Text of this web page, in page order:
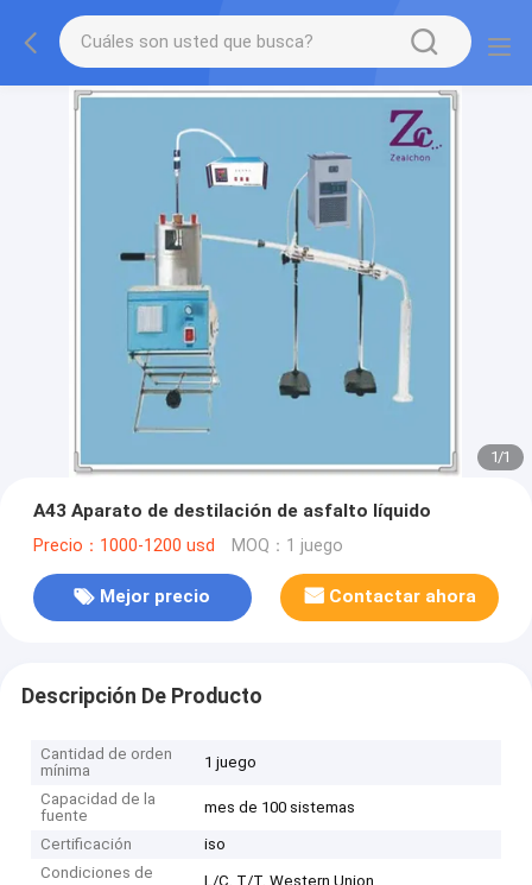
1/1
A43 Aparato de destilación de asfalto líquido
Precio：1000-1200 usd MOQ：1 juego
Mejor precio Contactar ahora
Descripción De Producto
Cantidad de orden
mínima
1 juego
Capacidad de la
fuente
mes de 100 sistemas
Certificación
iso
Condiciones de
L/C, T/T, Western Union